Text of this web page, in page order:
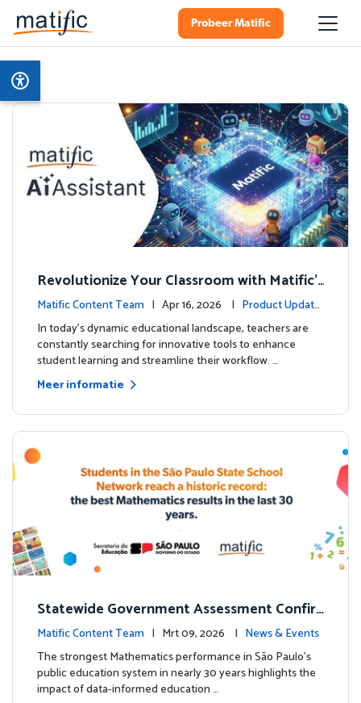
Probeer Matific
Revolutionize Your Classroom with Matific's
AI-Powered Teacher Assistant
Matific Content Team | Apr 16, 2026 | Product Update
sIn today's dynamic educational landscape, teachers are
constantly searching for innovative tools to enhance
student learning and streamline their workflow. …
Meer informatie
Statewide Government Assessment Confir
ms: Greater Matific Usage Linked to Higher
Math Achievement
Matific Content Team | Mrt 09, 2026 | News & Events
The strongest Mathematics performance in São Paulo’s
public education system in nearly 30 years highlights the
impact of data-informed education …